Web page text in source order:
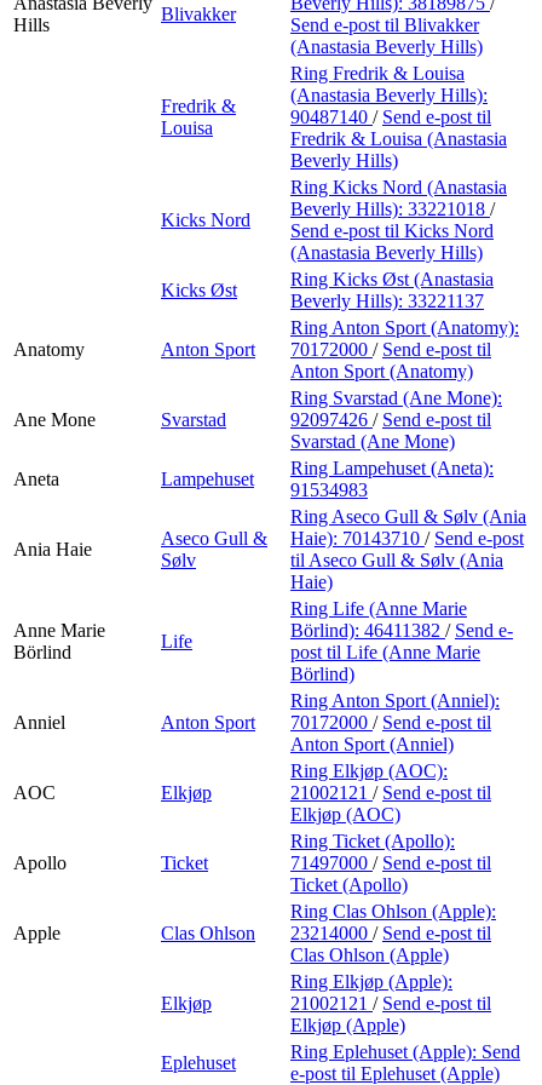
Hills
Blivakker
Send e-post til Blivakker
(Anastasia Beverly Hills)
Fredrik &
Louisa
Ring Fredrik & Louisa
(Anastasia Beverly Hills):
90487140 / Send e-post til
Fredrik & Louisa (Anastasia
Beverly Hills)
Kicks Nord
Ring Kicks Nord (Anastasia
Beverly Hills): 33221018 /
Send e-post til Kicks Nord
(Anastasia Beverly Hills)
Kicks Øst
Ring Kicks Øst (Anastasia
Beverly Hills): 33221137
Anatomy Anton Sport
Ring Anton Sport (Anatomy):
70172000 / Send e-post til
Anton Sport (Anatomy)
Ane Mone Svarstad
Ring Svarstad (Ane Mone):
92097426 / Send e-post til
Svarstad (Ane Mone)
Aneta
Lampehuset
Ring Lampehuset (Aneta):
91534983
Ania Haie
Aseco Gull &
Sølv
Ring Aseco Gull & Sølv (Ania
Haie): 70143710 / Send e-post
til Aseco Gull & Sølv (Ania
Haie)
Anne Marie
Börlind
Life
Ring Life (Anne Marie
Börlind): 46411382 / Send e-
post til Life (Anne Marie
Börlind)
Anniel Anton Sport
Ring Anton Sport (Anniel):
70172000 / Send e-post til
Anton Sport (Anniel)
AOC Elkjøp
Ring Elkjøp (AOC):
21002121 / Send e-post til
Elkjøp (AOC)
Apollo Ticket
Ring Ticket (Apollo):
71497000 / Send e-post til
Ticket (Apollo)
Apple Clas Ohlson
Ring Clas Ohlson (Apple):
23214000 / Send e-post til
Clas Ohlson (Apple)
Elkjøp
Ring Elkjøp (Apple):
21002121 / Send e-post til
Elkjøp (Apple)
Eplehuset
Ring Eplehuset (Apple): Send
e-post til Eplehuset (Apple)